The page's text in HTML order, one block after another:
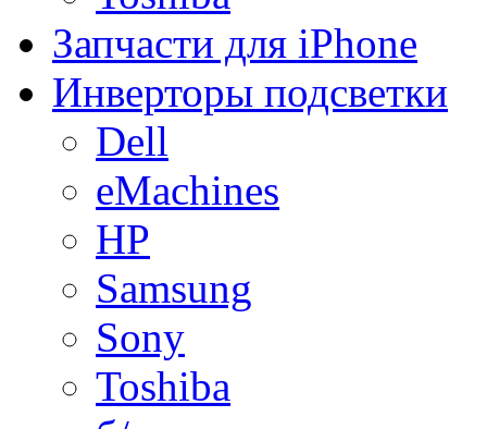
Запчасти для iPhone
Инверторы подсветки
Dell
eMachines
HP
Samsung
Sony
Toshiba